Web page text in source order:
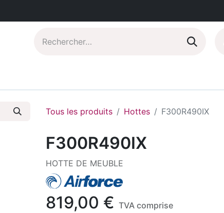
Tous les produits Hottes F300R490IX
F300R490IX
HOTTE DE MEUBLE
819,00 € TVA comprise